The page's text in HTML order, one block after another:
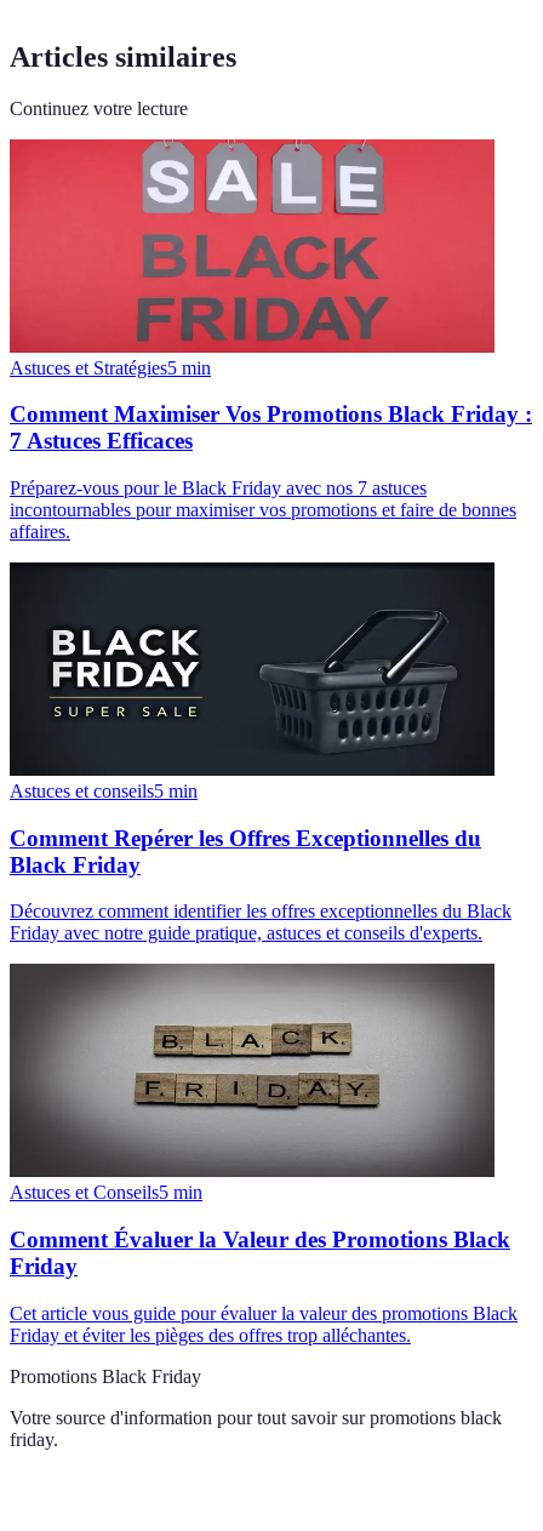
Articles similaires
Continuez votre lecture
Astuces et Stratégies5 min
Comment Maximiser Vos Promotions Black Friday :
7 Astuces Efficaces
Préparez-vous pour le Black Friday avec nos 7 astuces
incontournables pour maximiser vos promotions et faire de bonnes
affaires.
Astuces et conseils5 min
Comment Repérer les Offres Exceptionnelles du
Black Friday
Découvrez comment identifier les offres exceptionnelles du Black
Friday avec notre guide pratique, astuces et conseils d'experts.
Astuces et Conseils5 min
Comment Évaluer la Valeur des Promotions Black
Friday
Cet article vous guide pour évaluer la valeur des promotions Black
Friday et éviter les pièges des offres trop alléchantes.
Promotions Black Friday
Votre source d'information pour tout savoir sur promotions black
friday.